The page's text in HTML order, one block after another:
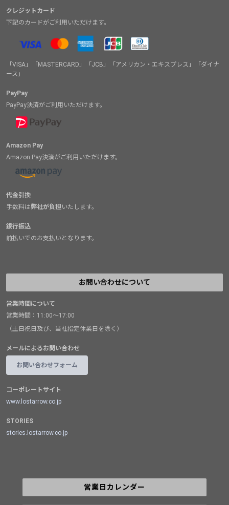
クレジットカード
下記のカードがご利用いただけます。
「VISA」「MASTERCARD」「JCB」「アメリカン・エキスプレス」「ダイナ
ース」
PayPay
PayPay決済がご利用いただけます。
Amazon Pay
Amazon Pay決済がご利用いただけます。
代金引換
手数料は弊社が負担いたします。
銀行振込
前払いでのお支払いとなります。
お問い合わせについて
営業時間について
営業時間：11:00～17:00
（土日祝日及び、当社指定休業日を除く）
メールによるお問い合わせ
お問い合わせフォーム
コーポレートサイト
www.lostarrow.co.jp
STORIES
stories.lostarrow.co.jp
営業日カレンダー